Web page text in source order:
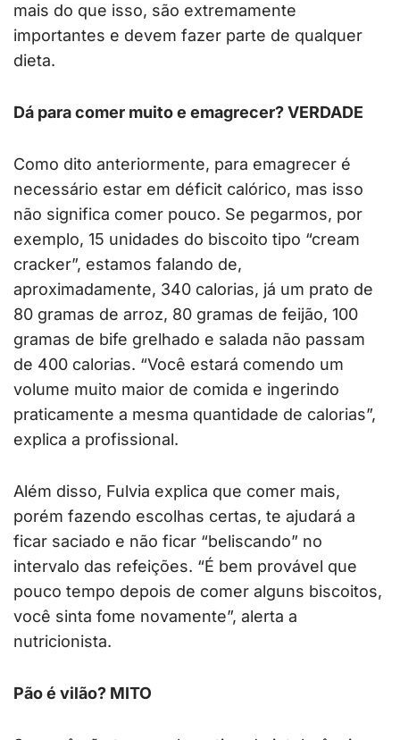
mais do que isso, são extremamente
importantes e devem fazer parte de qualquer
dieta.
Dá para comer muito e emagrecer? VERDADE
Como dito anteriormente, para emagrecer é
necessário estar em déficit calórico, mas isso
não significa comer pouco. Se pegarmos, por
exemplo, 15 unidades do biscoito tipo “cream
cracker”, estamos falando de,
aproximadamente, 340 calorias, já um prato de
80 gramas de arroz, 80 gramas de feijão, 100
gramas de bife grelhado e salada não passam
de 400 calorias. “Você estará comendo um
volume muito maior de comida e ingerindo
praticamente a mesma quantidade de calorias”,
explica a profissional.
Além disso, Fulvia explica que comer mais,
porém fazendo escolhas certas, te ajudará a
ficar saciado e não ficar “beliscando” no
intervalo das refeições. “É bem provável que
pouco tempo depois de comer alguns biscoitos,
você sinta fome novamente”, alerta a
nutricionista.
Pão é vilão? MITO